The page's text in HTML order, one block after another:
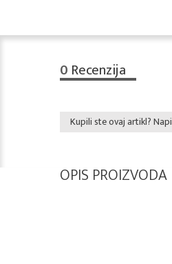
0 Recenzija
Kupili ste ovaj artikl?
OPIS PROIZVODA